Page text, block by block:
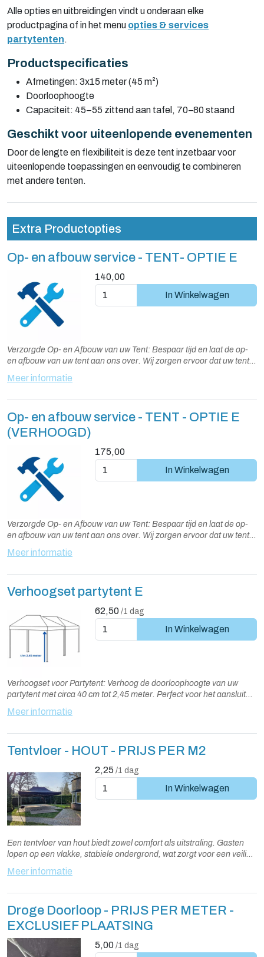
Alle opties en uitbreidingen vindt u onderaan elke
productpagina of in het menu opties & services
partytenten.
Productspecificaties
Afmetingen: 3x15 meter (45 m²)
Doorloophoogte
Capaciteit: 45–55 zittend aan tafel, 70–80 staand
Geschikt voor uiteenlopende evenementen
Door de lengte en flexibiliteit is deze tent inzetbaar voor
uiteenlopende toepassingen en eenvoudig te combineren
met andere tenten.
Extra Productopties
Op- en afbouw service - TENT- OPTIE E
140,00
In Winkelwagen
Verzorgde Op- en Afbouw van uw Tent: Bespaar tijd en laat de op-
en afbouw van uw tent aan ons over. Wij zorgen ervoor dat uw tent
Standaard wordt de tent een dag voor gebruik opgebouwd en na
Meer informatie
Op- en afbouw service - TENT - OPTIE E
(VERHOOGD)
175,00
In Winkelwagen
Verzorgde Op- en Afbouw van uw Tent: Bespaar tijd en laat de op-
en afbouw van uw tent aan ons over. Wij zorgen ervoor dat uw tent
snel, veilig en vakkundig wordt opgebouwd en afgebroken.
Standaard wordt de tent een dag voor gebruik opgebouwd en na
Meer informatie
Verhoogset partytent E
62,50 /1 dag
In Winkelwagen
Verhoogset voor Partytent: Verhoog de doorloophoogte van uw
partytent met circa 40 cm tot 2,45 meter. Perfect voor het aansluiten
op een veranda of carport, of wanneer u de tent tegen een gevel
plaatst. De set bevat verhoogde staanders en extra hoge zijwanden
Meer informatie
Tentvloer - HOUT - PRIJS PER M2
2,25 /1 dag
In Winkelwagen
Een tentvloer van hout biedt zowel comfort als uitstraling. Gasten
lopen op een vlakke, stabiele ondergrond, wat zorgt voor een veilige
gezellige sfeer in de tent.
Meer informatie
Droge Doorloop - PRIJS PER METER -
EXCLUSIEF PLAATSING
5,00 /1 dag